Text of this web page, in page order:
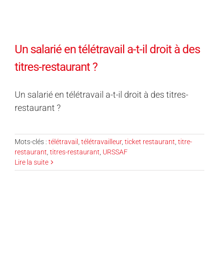
Un salarié en télétravail a-t-il droit à des
titres-restaurant ?
Un salarié en télétravail a-t-il droit à des titres-
restaurant ?
Mots-clés : télétravail télétravailleur, ticket restaurant titre-
restaurant titres-restaurant URSSAF
Lire la suite